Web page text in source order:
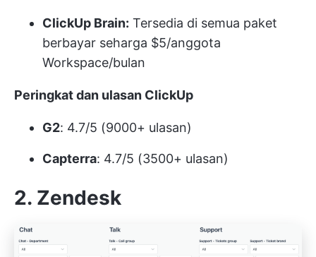
ClickUp Brain: Tersedia di semua paket
berbayar seharga $5/anggota
Workspace/bulan
Peringkat dan ulasan ClickUp
G2: 4.7/5 (9000+ ulasan)
Capterra: 4.7/5 (3500+ ulasan)
2. Zendesk